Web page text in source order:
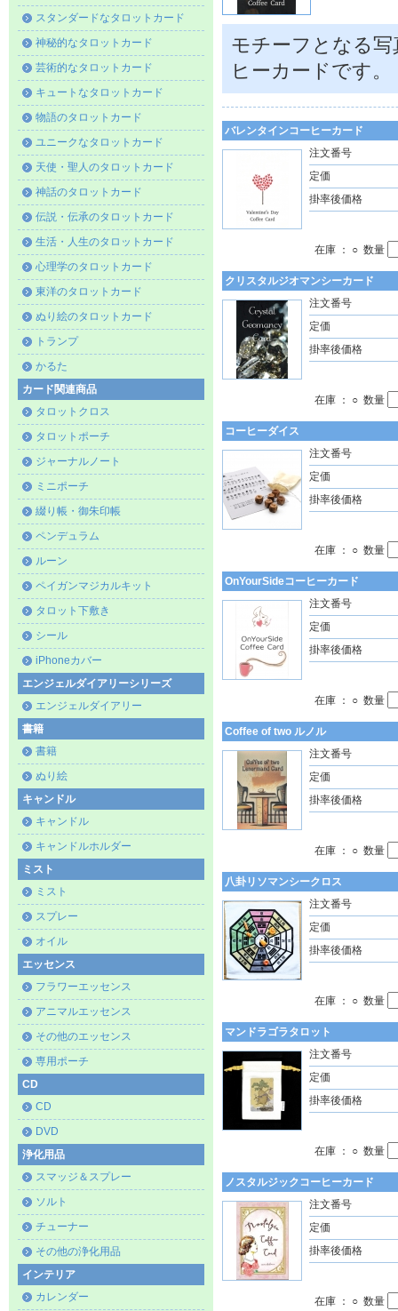
スタンダードなタロットカード
神秘的なタロットカード
芸術的なタロットカード
キュートなタロットカード
物語のタロットカード
ユニークなタロットカード
天使・聖人のタロットカード
神話のタロットカード
伝説・伝承のタロットカード
生活・人生のタロットカード
心理学のタロットカード
東洋のタロットカード
ぬり絵のタロットカード
トランプ
かるた
カード関連商品
タロットクロス
タロットポーチ
ジャーナルノート
ミニポーチ
綴り帳・御朱印帳
ペンデュラム
ルーン
ペイガンマジカルキット
タロット下敷き
シール
iPhoneカバー
エンジェルダイアリーシリーズ
エンジェルダイアリー
書籍
書籍
ぬり絵
キャンドル
キャンドル
キャンドルホルダー
ミスト
ミスト
スプレー
オイル
エッセンス
フラワーエッセンス
アニマルエッセンス
その他のエッセンス
専用ポーチ
CD
CD
DVD
浄化用品
スマッジ＆スプレー
ソルト
チューナー
その他の浄化用品
インテリア
カレンダー
モチーフとなる
ヒーカードです。
バレンタインコーヒーカード
注文番号
定価
掛率後価格
在庫 ： ○ 数量
クリスタルジオマンシーカード
注文番号
定価
掛率後価格
在庫 ： ○ 数量
コーヒーダイス
注文番号
定価
掛率後価格
在庫 ： ○ 数量
OnYourSideコーヒーカード
注文番号
定価
掛率後価格
在庫 ： ○ 数量
Coffee of two ルノル
注文番号
定価
掛率後価格
在庫 ： ○ 数量
八卦リソマンシークロス
注文番号
定価
掛率後価格
在庫 ： ○ 数量
マンドラゴラタロット
注文番号
定価
掛率後価格
在庫 ： ○ 数量
ノスタルジックコーヒーカード
注文番号
定価
掛率後価格
在庫 ： ○ 数量